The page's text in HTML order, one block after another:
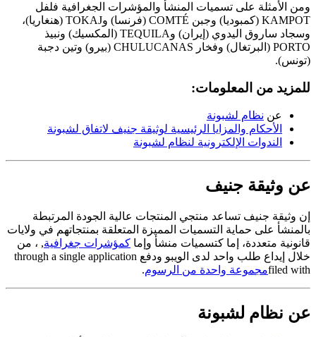
ومن الأمثلة على تسميات المنشأ والمؤشرات الجغرافية فلفل
KAMPOT (كمبوديا) وجبن COMTÉ (فرنسا) وTOKAJ (هنغاريا)،
وسجاد ساروق اليدوي (إيران) وTEQUILA
(المكسيك) ونبيذ
PORTO (البرتغال) وفخار CHULUCANAS (بيرو) وتين دجبة
(تونس).
للمزيد من المعلومات:
عن نظام لشبونة
الأحكام والمزايا الرئيسية لوثيقة جنيف لاتفاق لشبونة
الندوات الإلكترونية لنظام لشبونة
عن وثيقة جنيف
إن وثيقة جنيف تساعد منتجي المنتجات عالية الجودة المرتبطة
بالمنشأ على حماية التسميات المميزة المتعلقة بمنتجاتهم في ولايات
قانونية متعددة، إما كتسميات منشأ وإما كمؤشرات جغرافية, ، من
خلال إيداع طلب واحد لدى الويبو ودفع through a single application
filed withمجموعة واحدة من الرسوم.
عن نظام لشبونة